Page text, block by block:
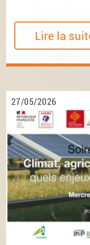
Lire la
27/05/2026